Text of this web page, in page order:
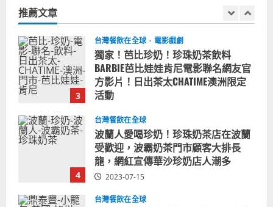
字:
推薦文章
3
台灣餐飲在全球 電影戲劇
獨家！芭比珍奶！珍珠奶茶飲料
BARBIE芭比娃娃肯尼電影聯名網友官
方影片！日出茶太CHATIME澳洲限定
活動
4
台灣餐飲在全球
波蘭人愛喝珍奶！珍珠奶茶店在波蘭
受歡迎，波霸奶茶門市顧客大排長
龍，網紅宣傳華沙珍奶店人潮多
2023-07-15
台灣餐飲在全球